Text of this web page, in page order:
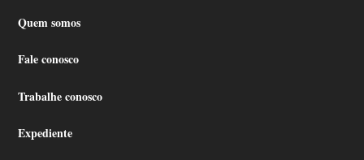
Quem somos
Fale conosco
Trabalhe conosco
Expediente